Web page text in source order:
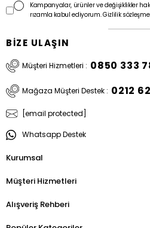
Kampanyalar, ürünler ve değişiklikler
rızamla kabul ediyorum. Gizlilik
BİZE ULAŞIN
Müşteri Hizmetleri : 0850 333
Mağaza Müşteri Destek : 0212
[email protected]
Whatsapp Destek
Kurumsal
Müşteri Hizmetleri
Alışveriş Rehberi